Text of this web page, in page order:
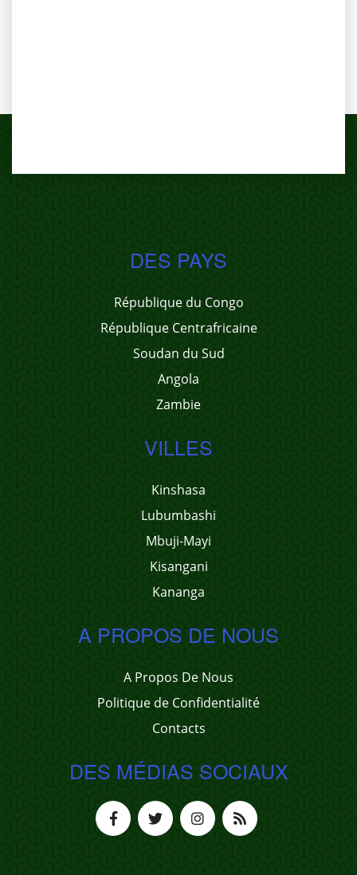
DES PAYS
République du Congo
République Centrafricaine
Soudan du Sud
Angola
Zambie
VILLES
Kinshasa
Lubumbashi
Mbuji-Mayi
Kisangani
Kananga
A PROPOS DE NOUS
A Propos De Nous
Politique de Confidentialité
Contacts
DES MÉDIAS SOCIAUX